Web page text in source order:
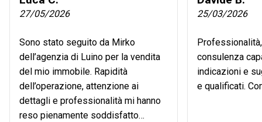
27/05/2026
Sono stato seguito da Mirko
dell’agenzia di Luino per la vendita
del mio immobile. Rapidità
dell’operazione, attenzione ai
dettagli e professionalità mi hanno
reso pienamente soddisfatto
25/03/2026
consulenza
indicazioni e
e qualificati.